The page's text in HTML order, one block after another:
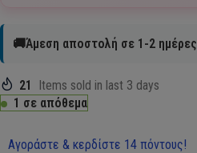
🚚Άμεση αποστολή σε 1-2 ημέρες
21
Items sold in last 3 days
1 σε απόθεμα
Αγοράστε & κερδίστε 14 πόντους!